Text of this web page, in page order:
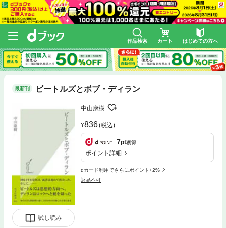
作品検索 カート はじめての方へ
最新刊 ビートルズとボブ・ディラン
試し読み
中山康樹
836(税込)
7pt獲得
ポイント詳細
dカード利用でさらにポイント+2%
返品不可